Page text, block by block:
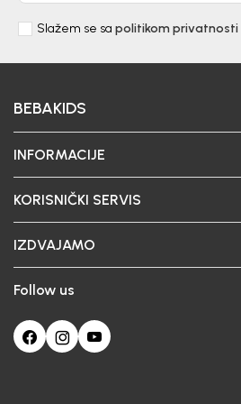
Slažem se sa politikom privatnosti
BEBAKIDS
INFORMACIJE
KORISNIČKI SERVIS
IZDVAJAMO
Follow us